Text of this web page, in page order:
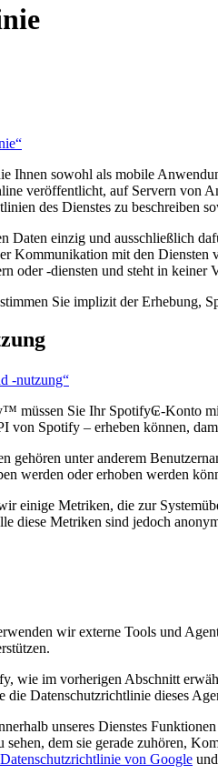
sowohl als mobile
veröffentlicht, auf Servern von
des Dienstes zu beschreiben
Daten einzig und ausschließlich
Kommunikation mit den
oder -diensten und steht in
Sie implizit der Erhebung,
-nutzung“
müssen Sie Ihr Spotify₢-Konto
von Spotify – erheben können,
gehören unter anderem
werden oder erhoben werden
einige Metriken, die zur
diese Metriken sind jedoch
wir externe Tools und
wie im vorherigen Abschnitt
Datenschutzrichtlinie dieses
unseres Dienstes
sehen, dem sie gerade zuhören,
Datenschutzrichtlinie von Google und